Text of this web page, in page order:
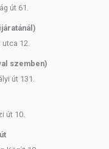
út 61.
utca 12.
szemben)
út 131.
út 10.